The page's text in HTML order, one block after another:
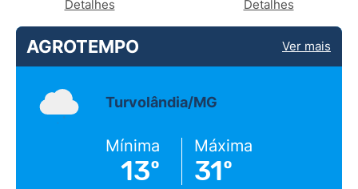
Detalhes Detalhes
AGROTEMPO Ver mais
Turvolândia/MG
Mínima
13º
Máxima
31º